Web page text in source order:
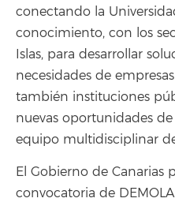
conectando la
conocimiento, con los
Islas, para desarrollar
necesidades de
también instituciones
nuevas oportunidades
equipo multidisciplinar
El Gobierno de Canarias
convocatoria de